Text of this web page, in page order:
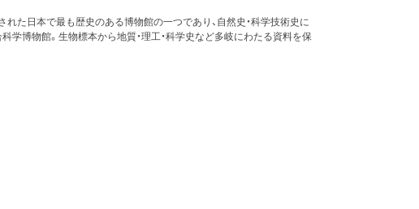
れた日本で最も歴史のある博物館の一つであり、自然史・科学技術史に
学博物館。生物標本から地質・理工・科学史など多岐にわたる資料を保